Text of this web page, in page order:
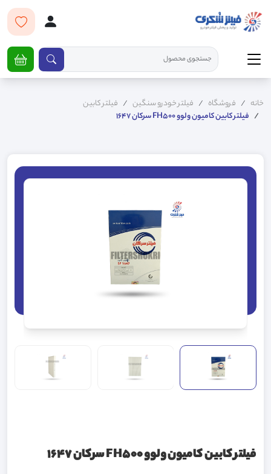
خانه فروشگاه فیلتر خودرو سنگین
فیلتر کابین
فیلتر کابین کامیون ولوو FH500 سرکان 1647
فیلتر کابین کامیون ولوو FH500 سرکان 1647